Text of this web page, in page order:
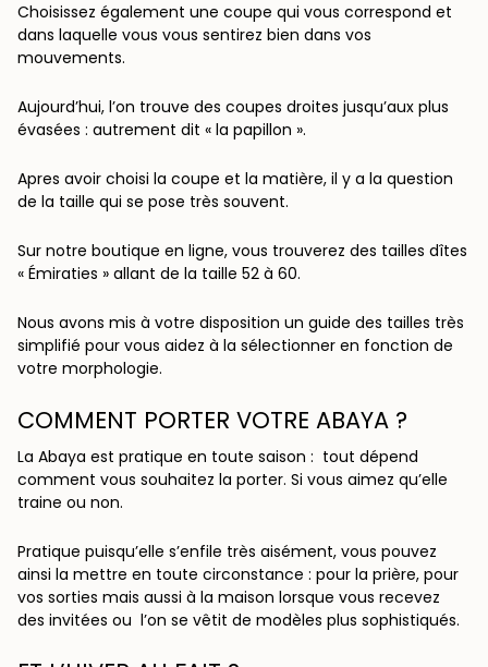
Choisissez également une coupe qui vous correspond et
dans laquelle vous vous sentirez bien dans vos
mouvements.
Aujourd’hui, l’on trouve des coupes droites jusqu’aux plus
évasées : autrement dit « la papillon ».
Apres avoir choisi la coupe et la matière, il y a la question
de la taille qui se pose très souvent.
Sur notre boutique en ligne, vous trouverez des tailles dîtes
« Émiraties » allant de la taille 52 à 60.
Nous avons mis à votre disposition un guide des tailles très
simplifié pour vous aidez à la sélectionner en fonction de
votre morphologie.
COMMENT PORTER VOTRE ABAYA ?
La Abaya est pratique en toute saison : tout dépend
comment vous souhaitez la porter. Si vous aimez qu’elle
traine ou non.
Pratique puisqu’elle s’enfile très aisément, vous pouvez
ainsi la mettre en toute circonstance : pour la prière, pour
vos sorties mais aussi à la maison lorsque vous recevez
des invitées ou l’on se vêtit de modèles plus sophistiqués.